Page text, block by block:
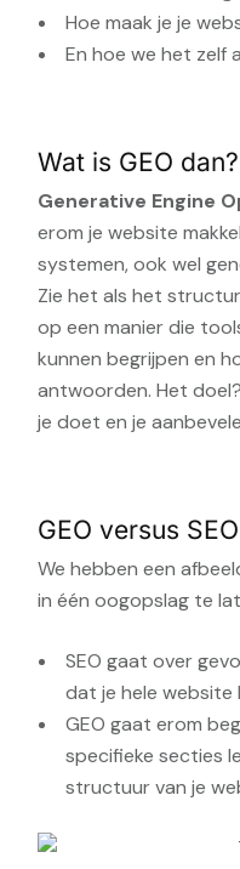
Hoe maak je je
En hoe we het zelf
Wat is GEO dan?
Generative Engine
erom je website
systemen, ook wel
Zie het als het
op een manier die
kunnen begrijpen en
antwoorden. Het
je doet en je
GEO versus
We hebben een
in één oogopslag te
SEO gaat over
dat je hele website
GEO gaat erom
specifieke secties
structuur van je